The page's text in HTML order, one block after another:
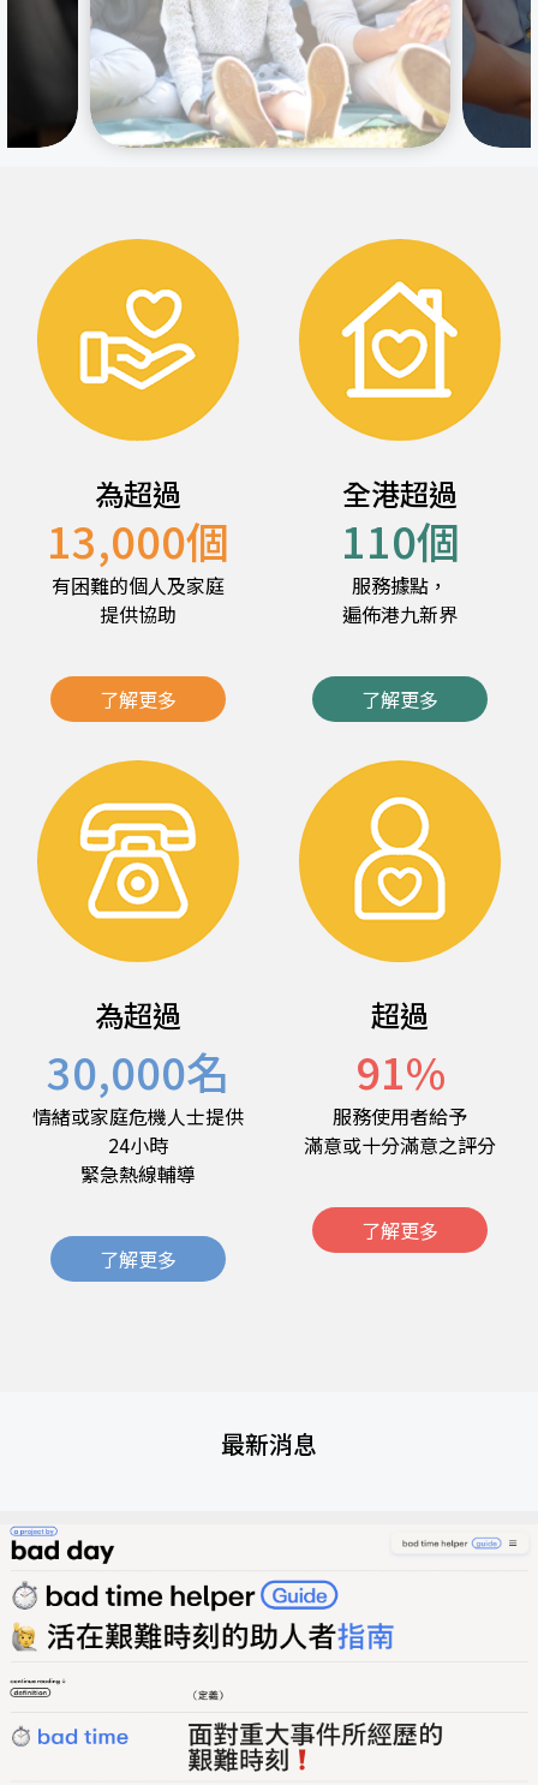
為超過
13,000個
有困難的個人及家庭
提供協助
了解更多
全港超過
110個
服務據點，
遍佈港九新界
了解更多
為超過
30,000名
情緒或家庭危機人士提供
24小時
緊急熱線輔導
了解更多
超過
91%
服務使用者給予
滿意或十分滿意之評分
了解更多
最新消息